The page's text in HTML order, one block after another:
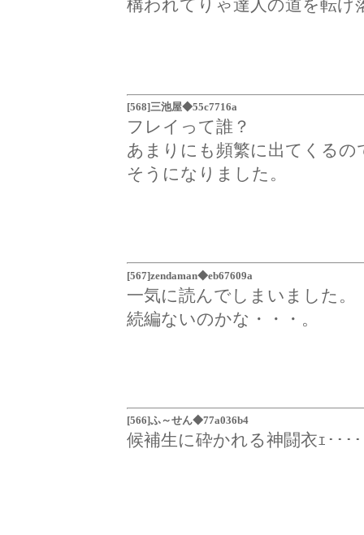
構われてりゃ達人の道を転げ
[568]三池屋◆55c7716a
フレイって誰？
あまりにも頻繁に出てくる
そうになりました。
[567]zendaman◆eb67609a
一気に読んでしまいました。
続編ないのかな・・・。
[566]ふ～せん◆77a036b4
候補生に砕かれる神闘衣ｪ･･･